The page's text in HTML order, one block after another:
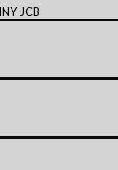
JCB